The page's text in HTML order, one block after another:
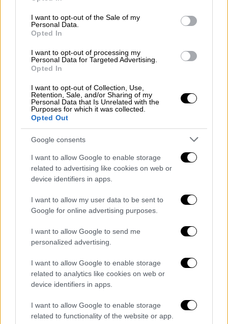
use your data for below specified purposes in below Google
consent section.
I want to opt-out of the Sale of my
Personal Data.
Opted In
I want to opt-out of processing my
Personal Data for Targeted Advertising.
Opted In
I want to opt-out of Collection, Use,
Retention, Sale, and/or Sharing of my
Personal Data that Is Unrelated with the
Purposes for which it was collected.
Opted Out
Google consents
I want to allow Google to enable storage
related to advertising like cookies on web or
device identifiers in apps.
I want to allow my user data to be sent to
Google for online advertising purposes.
I want to allow Google to send me
personalized advertising.
I want to allow Google to enable storage
related to analytics like cookies on web or
device identifiers in apps.
I want to allow Google to enable storage
related to functionality of the website or app.
Οι παίκτες του Άρη σταδιακά πήραν μέτρα
σουτ του Παπασαραφιανού στο 23', το οποίο
κόντραρε και πήγε κόρνερ, ενώ εννιά λεπτά
αργότερα, το πανέμορφο σουτ του Χαρούπα
από το ύψος της περιοχής είχε απάντηση
από τον εξαιρετικό Τσιντσόλη.
Μία ακόμα ευκαιρία με τον Αρετή για τον
Δικέφαλο στο 30', αλλά το πλασέ του
17χρονου εξτρέμ από το ύψος του πέναλτι
ήταν αδύναμο. Το πρώτο ημίχρονο έκλεισε
με την καρφωτή κεφαλιά του Καραμανλή,
έπειτα από όμορφη σέντρα του Χαρούπα, να
καταλήγει άουτ και τον διαιτητή Μόσχου να
στέλνει τις δύο ομάδες στα αποδυτήρια
δίχως σκορ.
Το δεύτερο ημίχρονο ξεκίνησε κάπως
καλύτερα για τον Άρη, με το δυνατό σουτ
του Παπασαραφιανού να καταλήγει στην
αγκαλιά του Τσιντσόλη και τον ΠΑΟΚ να
παίρνει έπειτα τον έλεγχο του αγώνα. Στο